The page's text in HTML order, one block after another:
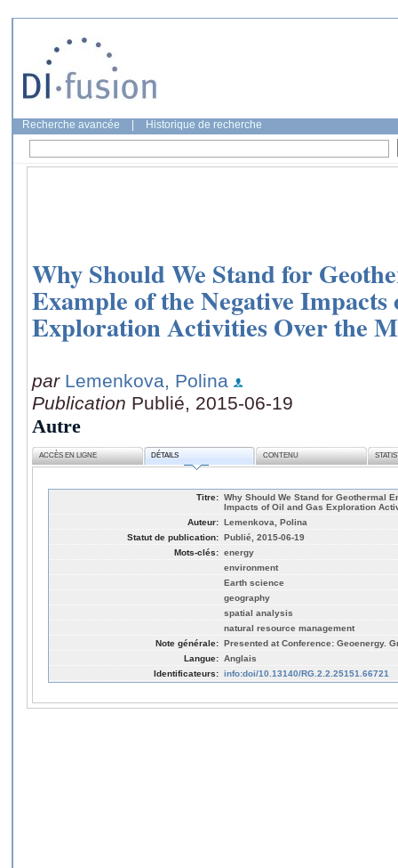
Recherche avancée Historique de recherche
Why Should We Stand for
Example of the Negative
Exploration Activities Over the
par Lemenkova, Polina
Publication Publié, 2015-06-19
Autre
ACCÈS EN LIGNE DÉTAILS CONTENU
Titre: Why Should We Stand for Geothermal
Impacts of Oil and Gas Exploration
Auteur: Lemenkova, Polina
Statut de publication: Publié, 2015-06-19
Mots-clés: energy
environment
Earth science
geography
spatial analysis
natural resource management
Note générale: Presented at Conference: Geoenergy.
Langue: Anglais
Identificateurs: info:doi/10.13140/RG.2.2.25151.66721